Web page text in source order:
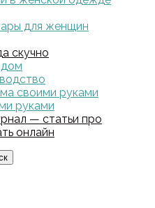
для женщин
скучно
своими руками
руками
— статьи про
онлайн